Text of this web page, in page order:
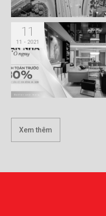
11
11 - 2021
Xem thêm